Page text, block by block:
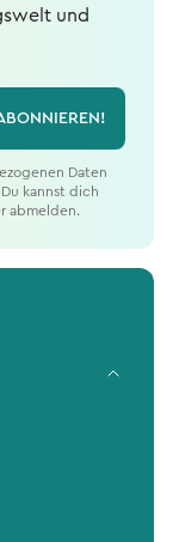
und
Daten
kannst dich
abmelden.